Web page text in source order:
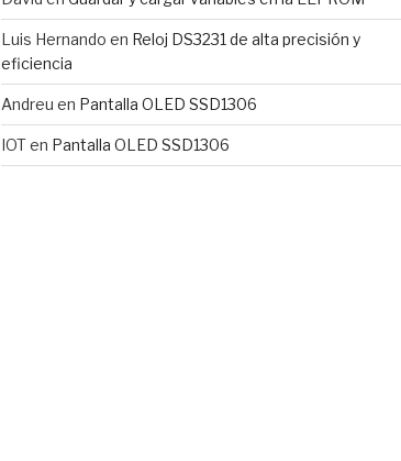
Luis Hernando en Reloj DS3231 de alta precisión y
eficiencia
Andreu en Pantalla OLED SSD1306
IOTen Pantalla OLED SSD1306